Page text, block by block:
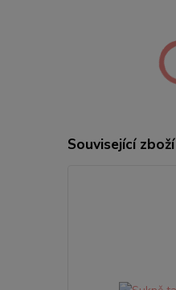
Související zboží